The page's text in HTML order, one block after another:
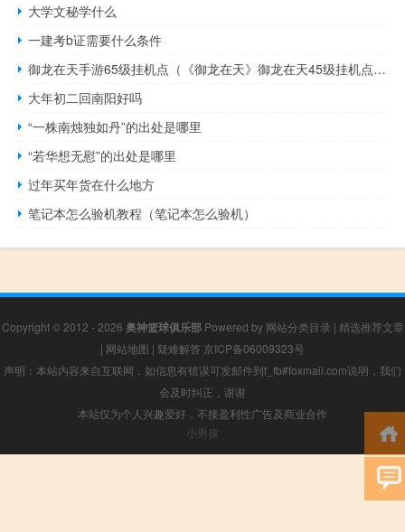
大学文秘学什么
一建考b证需要什么条件
御龙在天手游65级挂机点（《御龙在天》御龙在天45级挂机点心得）
大年初二回南阳好吗
“一株南烛独如丹”的出处是哪里
“若华想无慰”的出处是哪里
过年买年货在什么地方
笔记本怎么验机教程（笔记本怎么验机）
Copyright © 2012 - 2026 奥神篮球俱乐部Powered by 网站分类目录 | 精选推荐文章
| 网站地图 | 疑难解答 京ICP备06009323号
声明：本站内容来自互联网，如信息有错误可发邮件到f_fb#foxmail.com说明，我们
会及时纠正，谢谢
本站仅为个人兴趣爱好，不接盈利性广告及商业合作
小男孩